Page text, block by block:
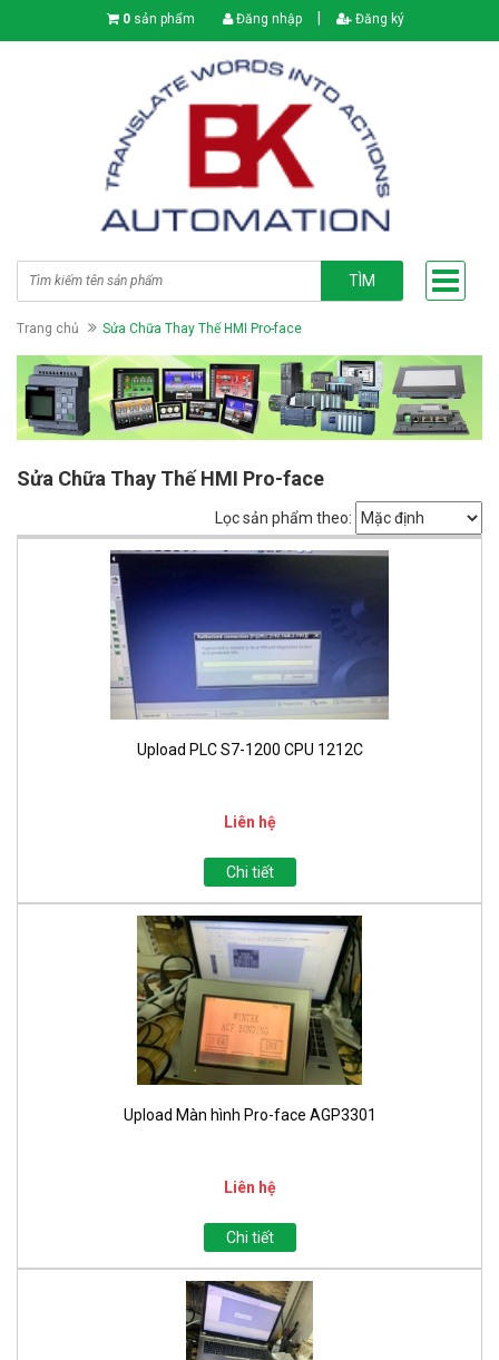
0 sản phẩm Đăng nhập Đăng ký
TÌM
Trang chủ Sửa Chữa Thay Thế HMI Pro-face
Sửa Chữa Thay Thế HMI Pro-face
Lọc sản phẩm theo:
Upload PLC S7-1200 CPU 1212C
Liên hệ
Chi tiết
Upload Màn hình Pro-face AGP3301
Liên hệ
Chi tiết